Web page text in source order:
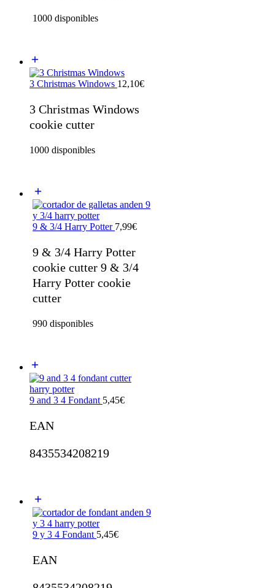
1000 disponibles
3 Christmas Windows 12,10€
3 Christmas Windows
cookie cutter
1000 disponibles
9 & 3/4 Harry Potter 7,99€
9 & 3/4 Harry Potter
cookie cutter 9 & 3/4
Harry Potter cookie
cutter
990 disponibles
9 and 3 4 Fondant 5,45€
EAN
8435534208219
9 y 3 4 Fondant 5,45€
EAN